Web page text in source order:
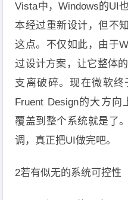
Vista中，Windows的UI
本经过重新设计，但不
这点。不仅如此，由于
过设计方案，让它整体
支离破碎。现在微软终
Fruent Design的大方向
覆盖到整个系统就是了
调，真正把UI做完吧。
2若有似无的系统可控性